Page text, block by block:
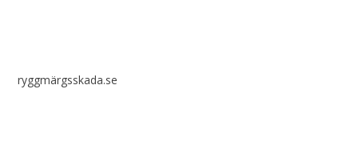
ryggmärgsskada.se